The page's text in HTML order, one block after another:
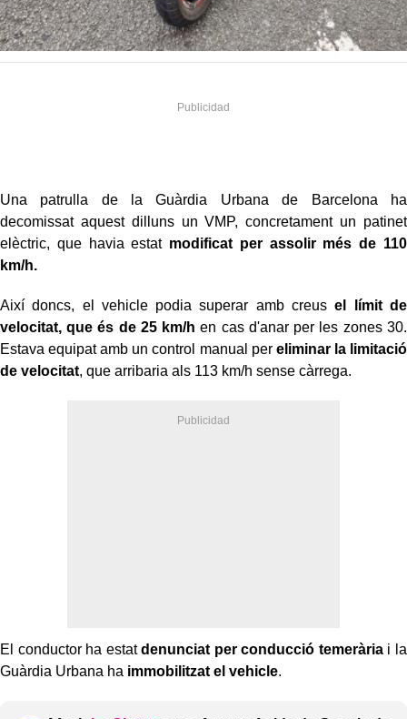
Una patrulla de la Guàrdia Urbana de Barcelona ha
decomissat aquest dilluns un VMP, concretament un patinet
elèctric, que havia estatmodificat per assolir més de 110
km/h.
Així doncs, el vehicle podia superar amb creusel límit de
velocitat, que és de 25 km/h en cas d'anar per les zones 30.
Estava equipat amb un control manual per eliminar la limitació
de velocitat, que arribaria als 113 km/h sense càrrega.
El conductor ha estatdenunciat per conducció temeràriai la
Guàrdia Urbana ha immobilitzat el vehicle.